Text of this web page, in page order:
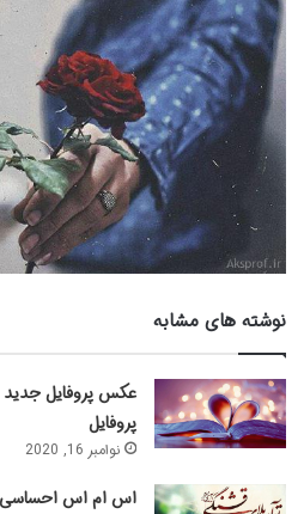
نوشته های مشابه
عکس پروفایل
پروفایل
نوامبر 16, 2020
اس ام اس احساسی